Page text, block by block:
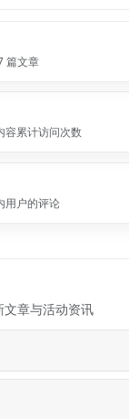
篇文章
容累计访问次数
用户的评论
章与活动资讯